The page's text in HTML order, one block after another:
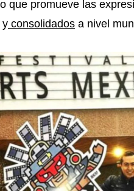
que promueve las
y consolidados a nivel